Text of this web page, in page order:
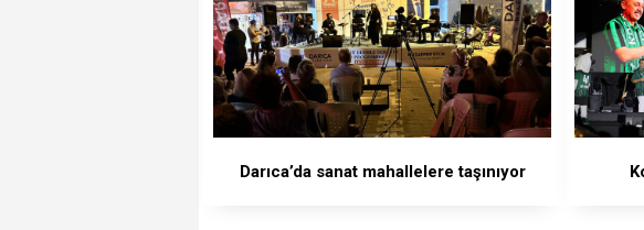
Darıca’da sanat mahallelere taşınıyor